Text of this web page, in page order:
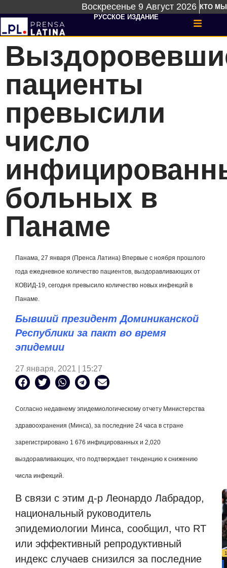
Воскресенье 9 Август 2026 КТО МЫ
РУССКОЕ ИЗДАНИЕ
пациенты
превысили
число
больных в
Панаме
Панама, 27 января (Пренса Латина) Впервые с ноября прошлого
года ежедневное количество пациентов, выздоравливающих от
КОВИД-19, сегодня превысило количество новых инфекций в
Панаме.
Бывший президент Доминиканской
Республики за пакт во время
эпидемии
27 января, 2021 | 15:27
Согласно недавнему эпидемиологическому отчету Министерства
здравоохранения (Минса), за последние 24 часа в стране
зарегистрировано 1 676 инфицированных и 2,020
выздоравливающих, что подтверждает тенденцию к снижению
числа инфекций.
В связи с этим д-р Леонардо Лабрадор,
национальный руководитель
эпидемиологии Минса, сообщил, что RT
или эффективный репродуктивный
индекс случаев снизился за последние